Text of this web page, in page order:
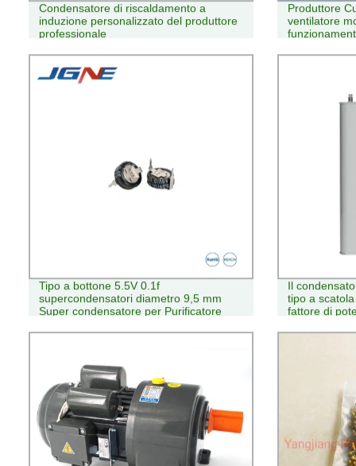
Condensatore di riscaldamento a
induzione personalizzato del produttore
professionale
Produttore
ventilatore
Tipo a bottone 5.5V 0.1f
supercondensatori diametro 9,5 mm
Super condensatore per Purificatore
Il
tipo a
fattore di